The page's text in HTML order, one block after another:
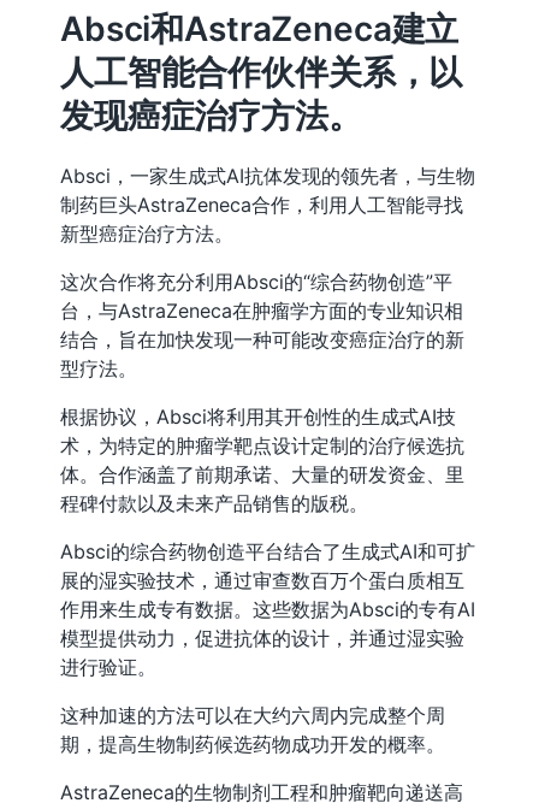
Absci和AstraZeneca建立
人工智能合作伙伴关系，以
发现癌症治疗方法。
Absci，一家生成式AI抗体发现的领先者，与生物
制药巨头AstraZeneca合作，利用人工智能寻找
新型癌症治疗方法。
这次合作将充分利用Absci的“综合药物创造”平
台，与AstraZeneca在肿瘤学方面的专业知识相
结合，旨在加快发现一种可能改变癌症治疗的新
型疗法。
根据协议，Absci将利用其开创性的生成式AI技
术，为特定的肿瘤学靶点设计定制的治疗候选抗
体。合作涵盖了前期承诺、大量的研发资金、里
程碑付款以及未来产品销售的版税。
Absci的综合药物创造平台结合了生成式AI和可扩
展的湿实验技术，通过审查数百万个蛋白质相互
作用来生成专有数据。这些数据为Absci的专有AI
模型提供动力，促进抗体的设计，并通过湿实验
进行验证。
这种加速的方法可以在大约六周内完成整个周
期，提高生物制药候选药物成功开发的概率。
AstraZeneca的生物制剂工程和肿瘤靶向递送高